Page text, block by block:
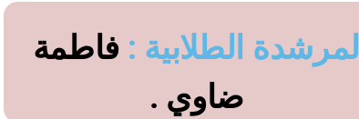
المرشدة الطلابية :
ضاوي .